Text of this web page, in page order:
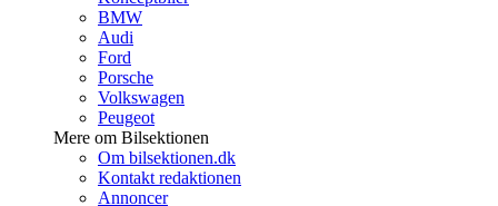
BMW
Audi
Ford
Porsche
Volkswagen
Peugeot
Mere om Bilsektionen
Om bilsektionen.dk
Kontakt redaktionen
Annoncer